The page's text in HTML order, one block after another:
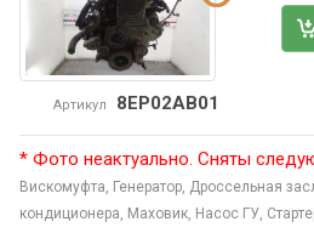
Артикул 8EP02AB01
* Фото неактуально. Сняты
Вискомуфта, Генератор, Дроссельная
кондиционера, Маховик, Насос ГУ,